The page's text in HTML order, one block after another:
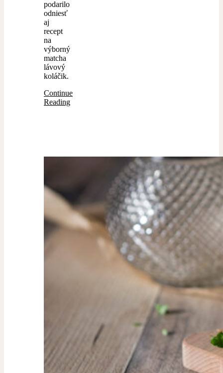
podarilo
odniesť
aj
recept
na
výborný
matcha
lávový
koláčik.
Continue
Reading